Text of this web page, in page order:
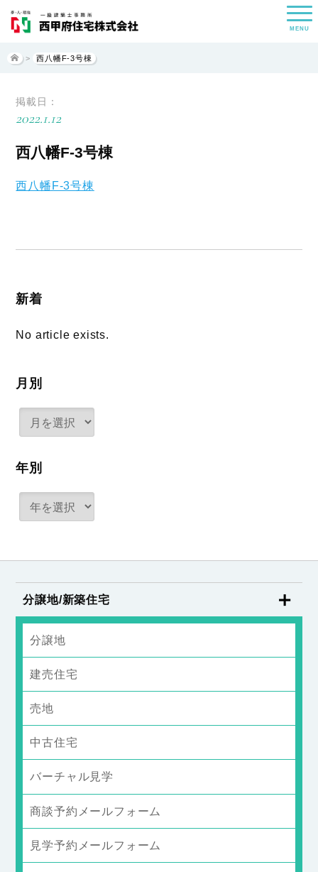
MENU
> 西八幡F-3号棟
掲載日：
2022.1.12
西八幡F-3号棟
西八幡F-3号棟
新着
No article exists.
月別
年別
分譲地/新築住宅
分譲地
建売住宅
売地
中古住宅
バーチャル見学
商談予約メールフォーム
見学予約メールフォーム